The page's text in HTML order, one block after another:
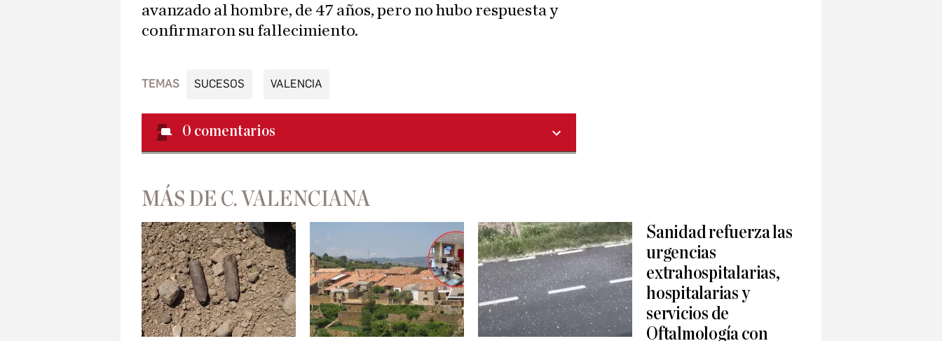
avanzado al hombre, de 47 años, pero no hubo respuesta y
confirmaron su fallecimiento.
TEMAS SUCESOS VALENCIA
0 comentarios
MÁS DE C. VALENCIANA
Sanidad refuerza las
urgencias
extrahospitalarias,
hospitalarias y
servicios de
Oftalmología con